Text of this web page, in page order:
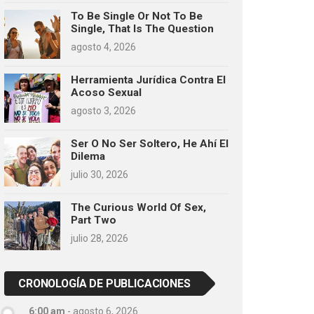
To Be Single Or Not To Be
Single, That Is The Question
agosto 4, 2026
Herramienta Jurídica Contra El
Acoso Sexual
agosto 3, 2026
Ser O No Ser Soltero, He Ahí El
Dilema
julio 30, 2026
The Curious World Of Sex,
Part Two
julio 28, 2026
CRONOLOGÍA DE PUBLICACIONES
6:00 am - agosto 6, 2026